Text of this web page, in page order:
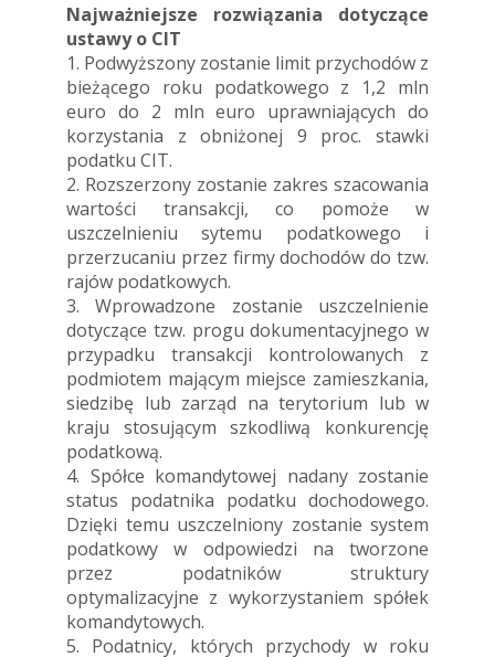
Najważniejsze rozwiązania dotyczące
ustawy o CIT
1. Podwyższony zostanie limit przychodów z
bieżącego roku podatkowego z 1,2 mln
euro do 2 mln euro uprawniających do
korzystania z obniżonej 9 proc. stawki
podatku CIT.
2. Rozszerzony zostanie zakres szacowania
wartości transakcji, co pomoże w
uszczelnieniu sytemu podatkowego i
przerzucaniu przez firmy dochodów do tzw.
rajów podatkowych.
3. Wprowadzone zostanie uszczelnienie
dotyczące tzw. progu dokumentacyjnego w
przypadku transakcji kontrolowanych z
podmiotem mającym miejsce zamieszkania,
siedzibę lub zarząd na terytorium lub w
kraju stosującym szkodliwą konkurencję
podatkową.
4. Spółce komandytowej nadany zostanie
status podatnika podatku dochodowego.
Dzięki temu uszczelniony zostanie system
podatkowy w odpowiedzi na tworzone
przez podatników struktury
optymalizacyjne z wykorzystaniem spółek
komandytowych.
5. Podatnicy, których przychody w roku